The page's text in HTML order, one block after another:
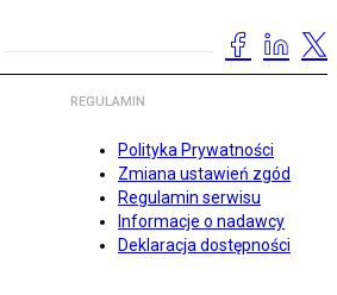
REGULAMIN
Polityka Prywatności
Zmiana ustawień zgód
Regulamin serwisu
Informacje o nadawcy
Deklaracja dostępności